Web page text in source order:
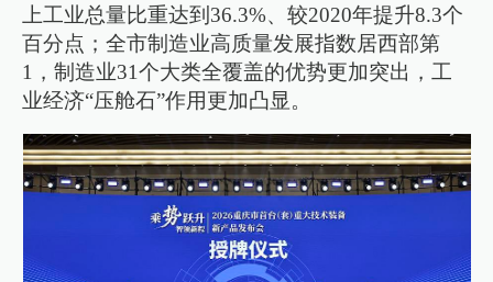
上工业总量比重达到36.3%、较2020年提升8.3个
百分点；全市制造业高质量发展指数居西部第
1，制造业31个大类全覆盖的优势更加突出，工
业经济“压舱石”作用更加凸显。